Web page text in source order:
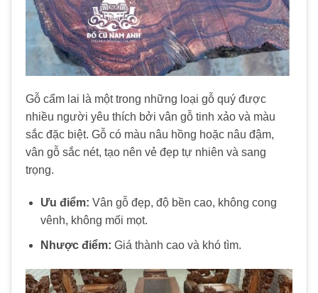
Gỗ cẩm lai là một trong những loại gỗ quý được
nhiều người yêu thích bởi vân gỗ tinh xảo và màu
sắc đặc biệt. Gỗ có màu nâu hồng hoặc nâu đậm,
vân gỗ sắc nét, tạo nên vẻ đẹp tự nhiên và sang
trọng.
Ưu điểm: Vân gỗ đẹp, độ bền cao, không cong
vênh, không mối mọt.
Nhược điểm: Giá thành cao và khó tìm.